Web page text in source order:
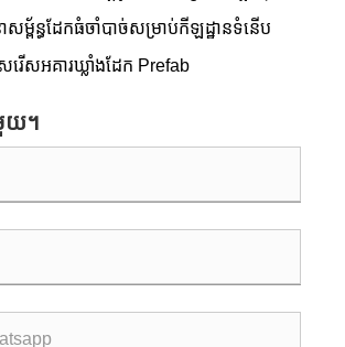
ទំនើប
សម្ព័ន្ធ​ដែក​ធំ​ចាំបាច់​សម្រាប់​កីឡដ្ឋាន​ទំនើប
រើសអគារឃ្លាំងដែក Prefab
យ។